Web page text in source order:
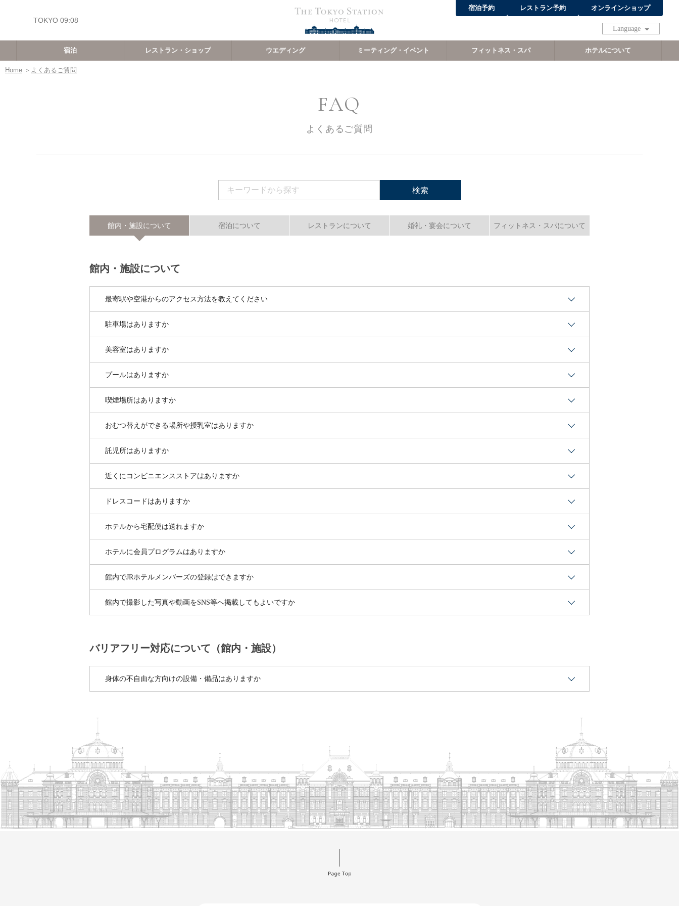
TOKYO 09:08
宿泊予約 レストラン予約 オンラインショップ
Language
宿泊 レストラン・ショップ ウエディング ミーティング・イベント フィットネス・スパ ホテルについて
Home ＞ よくあるご質問
FAQ
よくあるご質問
検索
館内・施設について 宿泊について レストランについて 婚礼・宴会について フィットネス・スパについて
館内・施設について
最寄駅や空港からのアクセス方法を教えてください
駐車場はありますか
美容室はありますか
プールはありますか
喫煙場所はありますか
おむつ替えができる場所や授乳室はありますか
託児所はありますか
近くにコンビニエンスストアはありますか
ドレスコードはありますか
ホテルから宅配便は送れますか
ホテルに会員プログラムはありますか
館内でJRホテルメンバーズの登録はできますか
館内で撮影した写真や動画をSNS等へ掲載してもよいですか
バリアフリー対応について（館内・施設）
身体の不自由な方向けの設備・備品はありますか